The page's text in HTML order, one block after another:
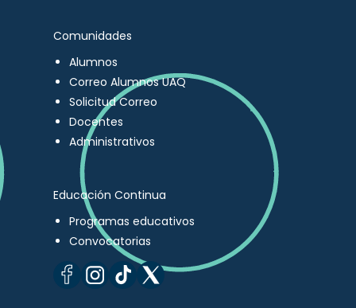
Comunidades
Alumnos
Correo Alumnos UAQ
Solicitud Correo
Docentes
Administrativos
Educación Continua
Programas educativos
Convocatorias